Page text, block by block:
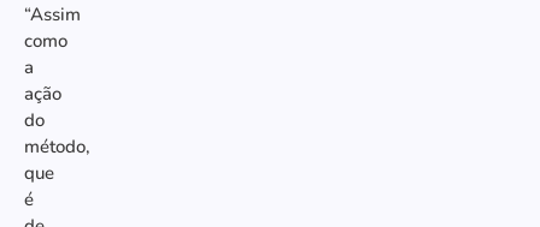
“Assim
como
a
ação
do
método,
que
é